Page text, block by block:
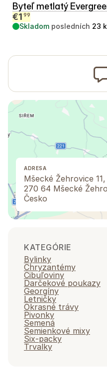
Byteľ metlatý
€1 99
Skladom posledních 23
ADRESA
Mšecké Žehrovice 11,
270 64 Mšecké
Česko
KATEGÓRIE
Bylinky
Chryzantémy
Cibuľoviny
Darčekové poukazy
Georgíny
Letničky
Okrasné trávy
Pivonky
Semená
Semienkové mixy
Six-packy
Trvalky